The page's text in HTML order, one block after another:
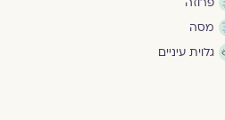
מסה
גלוית עיניים